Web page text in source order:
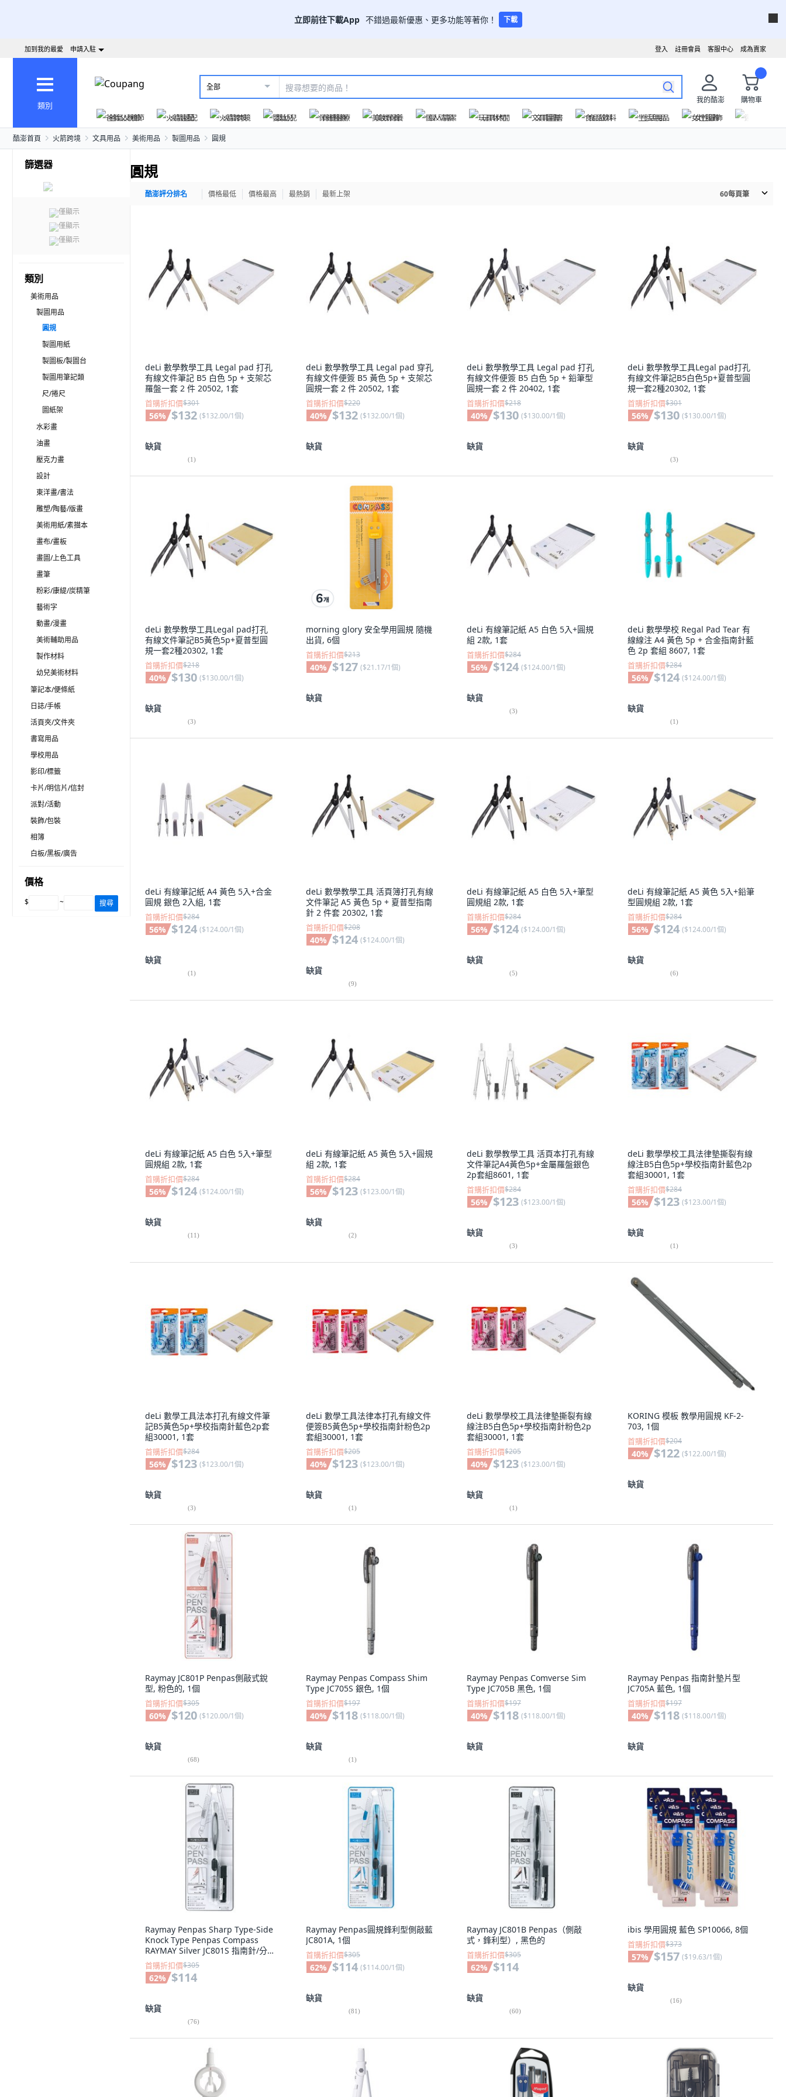
立即前往下載App 不錯過最新優惠、更多功能等著你！ 下載
成為賣家
客服中心
註冊會員
登入
加到我的最愛 申請入駐
類別
全部
我的酷澎
購物車
爸氣父親節
火箭速配 火箭跨境 嬰幼兒 保健醫療 美妝保養 個人清潔 玩具休閒 文具圖書 食品飲料 生活用品 女性服飾
酷澎首頁 火箭跨境 文具用品 美術用品 製圖用品 圓規
篩選器
僅顯示
僅顯示
僅顯示
類別
美術用品
製圖用品
圓規
製圖用紙
製圖板/製圖台
製圖用筆記類
尺/捲尺
圖紙架
水彩畫
油畫
壓克力畫
設計
東洋畫/書法
雕塑/陶藝/版畫
美術用紙/素描本
畫布/畫板
畫圖/上色工具
畫筆
粉彩/康緹/炭精筆
藝術字
動畫/漫畫
美術輔助用品
製作材料
幼兒美術材料
筆記本/便條紙
日誌/手帳
活頁夾/文件夾
書寫用品
學校用品
影印/標籤
卡片/明信片/信封
派對/活動
裝飾/包裝
相簿
白板/黑板/廣告
價格
$ ~ 搜尋
圓規
酷澎評分排名 價格最低 價格最高 最熱銷 最新上架 60每頁筆
deLi 數學教學工具 Legal pad 打孔
有線文件筆記 B5 白色 5p + 支架芯
羅盤一套 2 件 20502, 1套
首購折扣價$301
56% $132 ($132.00/1個)
缺貨
(1)
deLi 數學教學工具 Legal pad 穿孔
有線文件便簽 B5 黃色 5p + 支架芯
圓規一套 2 件 20502, 1套
首購折扣價$220
40% $132 ($132.00/1個)
缺貨
deLi 數學教學工具 Legal pad 打孔
有線文件便簽 B5 白色 5p + 鉛筆型
圓規一套 2 件 20402, 1套
首購折扣價$218
40% $130 ($130.00/1個)
缺貨
deLi 數學教學工具Legal pad打孔
有線文件筆記B5白色5p+夏普型圓
規一套2種20302, 1套
首購折扣價$301
56% $130 ($130.00/1個)
缺貨
(3)
deLi 數學教學工具Legal pad打孔
有線文件筆記B5黃色5p+夏普型圓
規一套2種20302, 1套
首購折扣價$218
40% $130 ($130.00/1個)
缺貨
(3)
morning glory 安全學用圓規 隨機
出貨, 6個
首購折扣價$213
40% $127 ($21.17/1個)
缺貨
deLi 有線筆記紙 A5 白色 5入+圓規
組 2款, 1套
首購折扣價$284
56% $124 ($124.00/1個)
缺貨
(3)
deLi 數學學校 Regal Pad Tear 有
線線注 A4 黃色 5p + 合金指南針藍
色 2p 套組 8607, 1套
首購折扣價$284
56% $124 ($124.00/1個)
缺貨
(1)
deLi 有線筆記紙 A4 黃色 5入+合金
圓規 銀色 2入組, 1套
首購折扣價$284
56% $124 ($124.00/1個)
缺貨
(1)
deLi 數學教學工具 活頁簿打孔有線
文件筆記 A5 黃色 5p + 夏普型指南
針 2 件套 20302, 1套
首購折扣價$208
40% $124 ($124.00/1個)
缺貨
(9)
deLi 有線筆記紙 A5 白色 5入+筆型
圓規組 2款, 1套
首購折扣價$284
56% $124 ($124.00/1個)
缺貨
(5)
deLi 有線筆記紙 A5 黃色 5入+鉛筆
型圓規組 2款, 1套
首購折扣價$284
56% $124 ($124.00/1個)
缺貨
(6)
deLi 有線筆記紙 A5 白色 5入+筆型
圓規組 2款, 1套
首購折扣價$284
56% $124 ($124.00/1個)
缺貨
(11)
deLi 有線筆記紙 A5 黃色 5入+圓規
組 2款, 1套
首購折扣價$284
56% $123 ($123.00/1個)
缺貨
(2)
deLi 數學教學工具 活頁本打孔有線
文件筆記A4黃色5p+金屬羅盤銀色
2p套組8601, 1套
首購折扣價$284
56% $123 ($123.00/1個)
缺貨
(3)
deLi 數學學校工具法律墊撕裂有線
線注B5白色5p+學校指南針藍色2p
套組30001, 1套
首購折扣價$284
56% $123 ($123.00/1個)
缺貨
(1)
deLi 數學工具法本打孔有線文件筆
記B5黃色5p+學校指南針藍色2p套
組30001, 1套
首購折扣價$284
56% $123 ($123.00/1個)
缺貨
(3)
deLi 數學工具法律本打孔有線文件
便簽B5黃色5p+學校指南針粉色2p
套組30001, 1套
首購折扣價$205
40% $123 ($123.00/1個)
缺貨
(1)
deLi 數學學校工具法律墊撕裂有線
線注B5白色5p+學校指南針粉色2p
套組30001, 1套
首購折扣價$205
40% $123 ($123.00/1個)
缺貨
(1)
KORING 模板 教學用圓規 KF-2-
703, 1個
首購折扣價$204
40% $122 ($122.00/1個)
缺貨
Raymay JC801P Penpas側敲式銳
型, 粉色的, 1個
首購折扣價$305
60% $120 ($120.00/1個)
缺貨
(68)
Raymay Penpas Compass Shim
Type JC705S 銀色, 1個
首購折扣價$197
40% $118 ($118.00/1個)
缺貨
(1)
Raymay Penpas Comverse Sim
Type JC705B 黑色, 1個
首購折扣價$197
40% $118 ($118.00/1個)
缺貨
Raymay Penpas 指南針墊片型
JC705A 藍色, 1個
首購折扣價$197
40% $118 ($118.00/1個)
缺貨
Raymay Penpas Sharp Type-Side
Knock Type Penpas Compass
RAYMAY Silver JC801S 指南針/分線
器, 銀色 - JC801S
首購折扣價$305
62% $114
缺貨
(76)
Raymay Penpas圓規鋒利型側敲藍
JC801A, 1個
首購折扣價$305
62% $114 ($114.00/1個)
缺貨
(81)
Raymay JC801B Penpas（側敲
式，鋒利型）, 黑色的
首購折扣價$305
62% $114
缺貨
(60)
ibis 學用圓規 藍色 SP10066, 8個
首購折扣價$373
57% $157 ($19.63/1個)
缺貨
(16)